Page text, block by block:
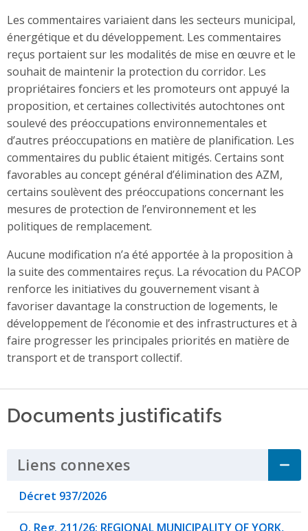
Les commentaires variaient dans les secteurs municipal,
énergétique et du développement. Les commentaires
reçus portaient sur les modalités de mise en œuvre et le
souhait de maintenir la protection du corridor. Les
propriétaires fonciers et les promoteurs ont appuyé la
proposition, et certaines collectivités autochtones ont
soulevé des préoccupations environnementales et
d’autres préoccupations en matière de planification. Les
commentaires du public étaient mitigés. Certains sont
favorables au concept général d’élimination des AZM,
certains soulèvent des préoccupations concernant les
mesures de protection de l’environnement et les
politiques de remplacement.
Aucune modification n’a été apportée à la proposition à
la suite des commentaires reçus. La révocation du PACOP
renforce les initiatives du gouvernement visant à
favoriser davantage la construction de logements, le
développement de l’économie et des infrastructures et à
faire progresser les principales priorités en matière de
transport et de transport collectif.
Documents justificatifs
Liens connexes Click to Expand
Décret 937/2026
O. Reg. 211/26: REGIONAL MUNICIPALITY OF YORK,